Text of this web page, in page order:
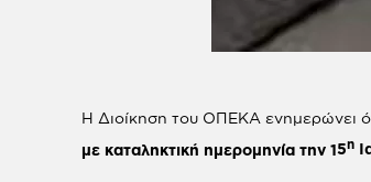
Η Διοίκηση του ΟΠΕΚΑ ενημερώνει
με καταληκτική ημερομηνίατην15η